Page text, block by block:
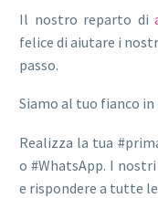
Il nostro reparto di
felice di aiutare i
passo.
Siamo al tuo fianco
Realizza la tua
o #WhatsApp. I
e rispondere a tutte